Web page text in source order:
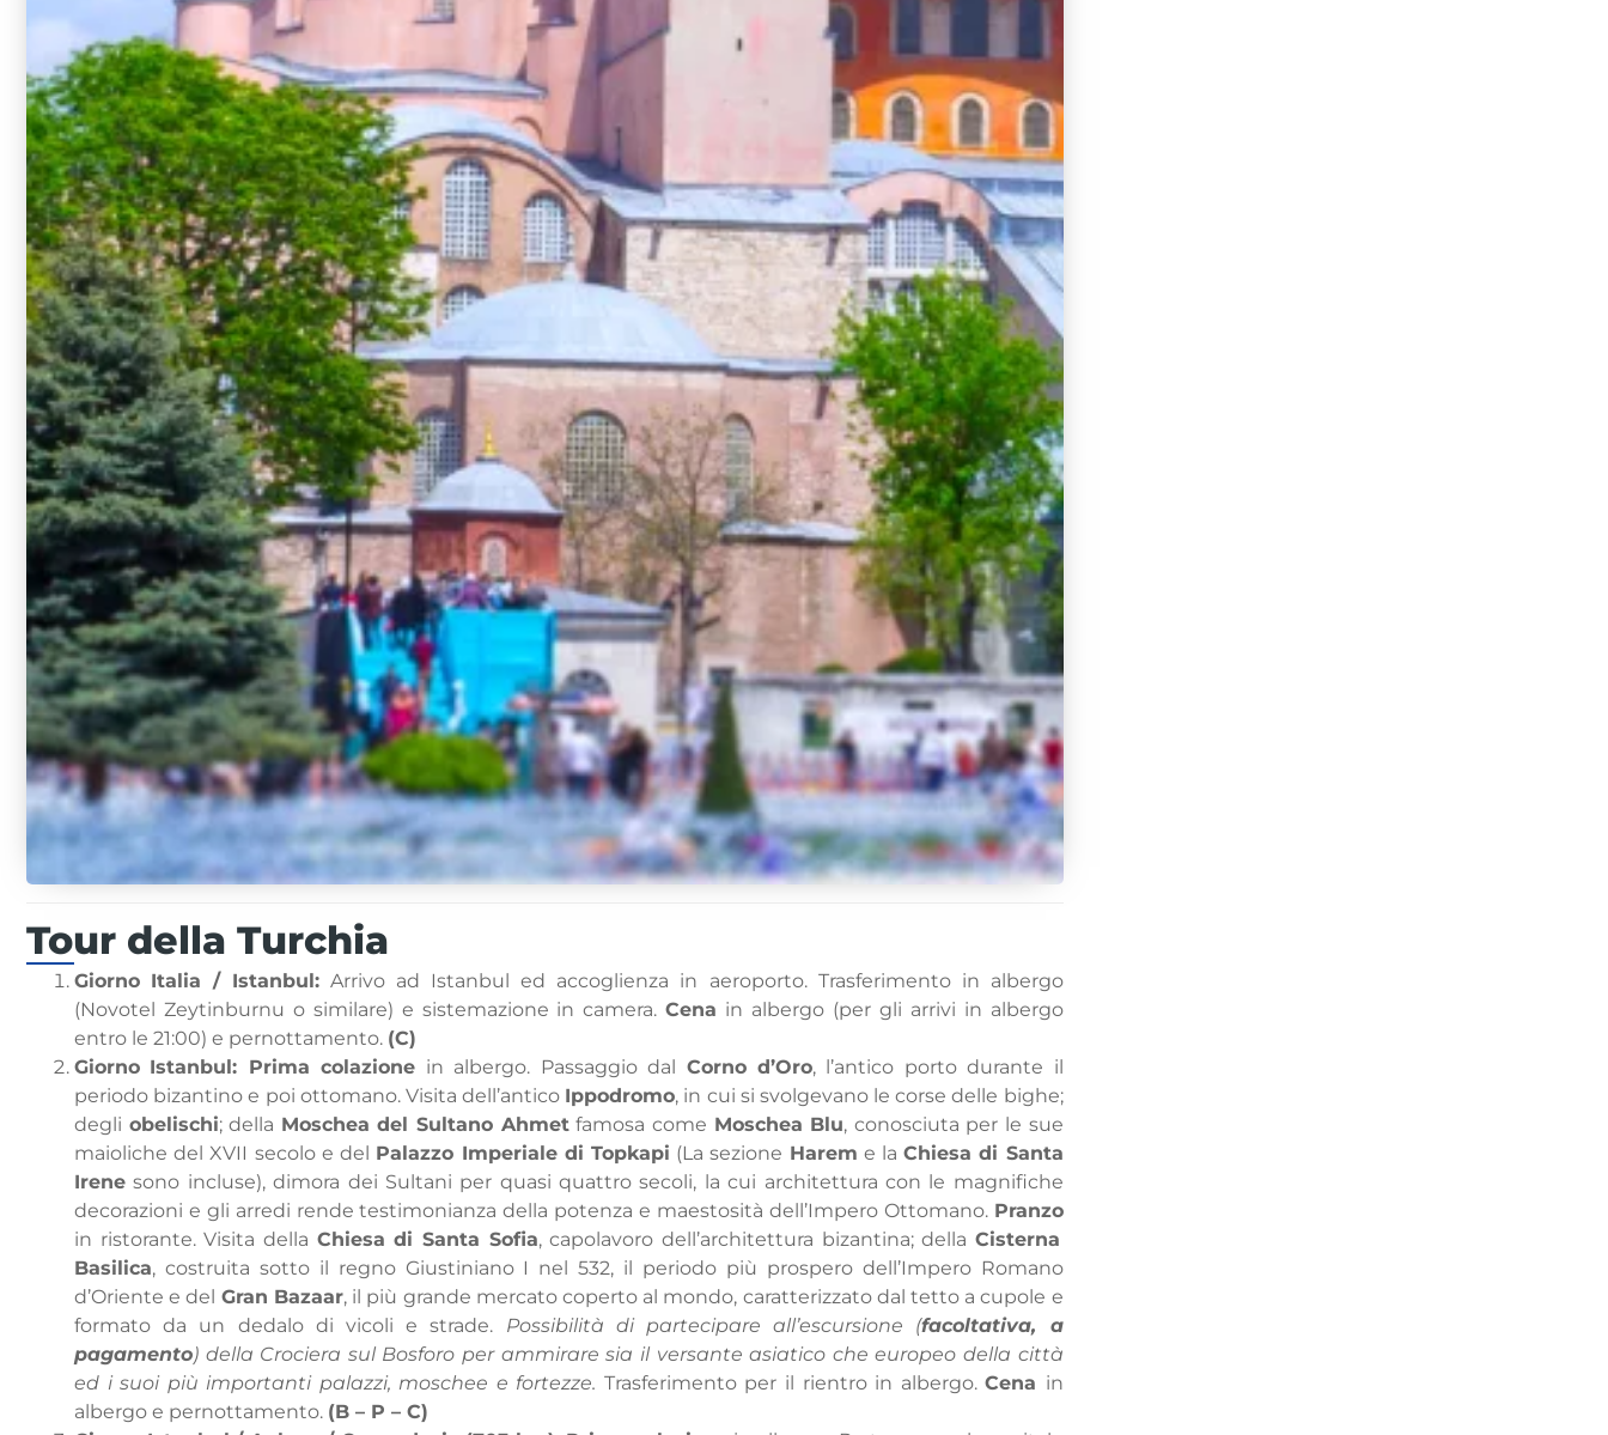
Tour della Turchia
Giorno Italia / Istanbul: Arrivo ad Istanbul ed accoglienza in aeroporto. Trasferimento in albergo
(Novotel Zeytinburnu o similare) e sistemazione in camera.Cena in albergo (per gli arrivi in albergo
entro le 21:00) e pernottamento. (C)
Giorno Istanbul: Prima colazione in albergo. Passaggio dal Corno d’Oro, l’antico porto durante il
periodo bizantino e poi ottomano. Visita dell’antico Ippodromo, in cui si svolgevano le corse delle bighe;
degli obelischi; della Moschea del Sultano Ahmetfamosa come Moschea Blu, conosciuta per le sue
maioliche del XVII secolo e del Palazzo Imperiale di Topkapi (La sezione Harem e laChiesa di Santa
Irene sono incluse), dimora dei Sultani per quasi quattro secoli, la cui architettura con le magnifiche
decorazioni e gli arredi rende testimonianza della potenza e maestosità dell’Impero Ottomano. Pranzo
in ristorante. Visita della Chiesa di Santa Sofia, capolavoro dell’architettura bizantina; dellaCisterna
Basilica, costruita sotto il regno Giustiniano I nel 532, il periodo più prospero dell’Impero Romano
d’Oriente e del Gran Bazaar, il più grande mercato coperto al mondo, caratterizzato dal tetto a cupole e
formato da un dedalo di vicoli e strade. Possibilità di partecipare all’escursione (facoltativa, a
pagamento) della Crociera sul Bosforo per ammirare sia il versante asiatico che europeo della città
ed i suoi più importanti palazzi, moschee e fortezze. Trasferimento per il rientro in albergo.Cena in
albergo e pernottamento. (B – P – C)